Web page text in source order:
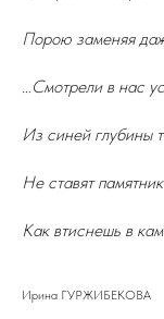
Порою заменяя
…Смотрели в нас
Из синей глубины
Не ставят
Как втиснешь в
Ирина ГУРЖИБЕКОВА